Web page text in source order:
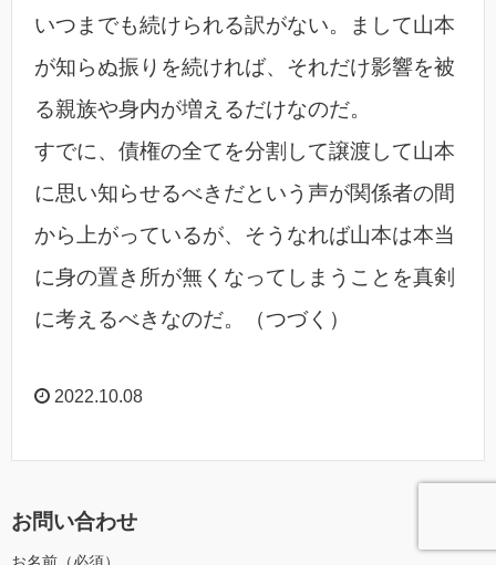
いつまでも続けられる訳がない。まして山本
が知らぬ振りを続ければ、それだけ影響を被
る親族や身内が増えるだけなのだ。
すでに、債権の全てを分割して譲渡して山本
に思い知らせるべきだという声が関係者の間
から上がっているが、そうなれば山本は本当
に身の置き所が無くなってしまうことを真剣
に考えるべきなのだ。（つづく）
2022.10.08
お問い合わせ
お名前（必須）